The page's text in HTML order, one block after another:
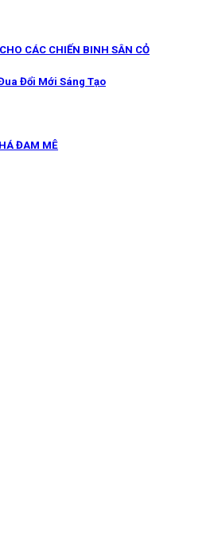
CÁC CHIẾN BINH SÂN CỎ
Đổi Mới Sáng Tạo
ĐAM MÊ